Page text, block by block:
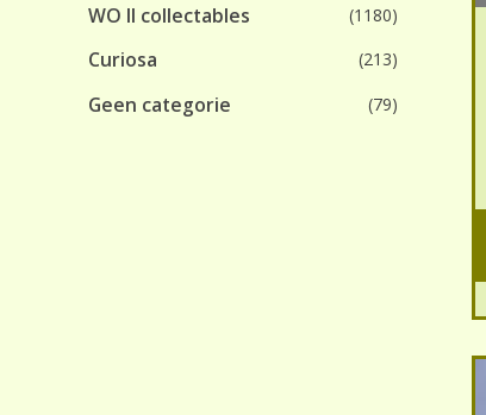
WO II collectables (1180)
Curiosa (213)
Geen categorie (79)